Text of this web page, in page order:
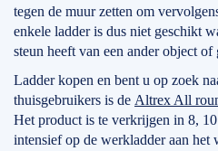
tegen de muur zetten om
enkele ladder is dus niet geschikt
steun heeft van een ander object of
Ladder kopen en bent u op zoek
thuisgebruikers is de Altrex All
Het product is te verkrijgen in 8,
intensief op de werkladder aan het